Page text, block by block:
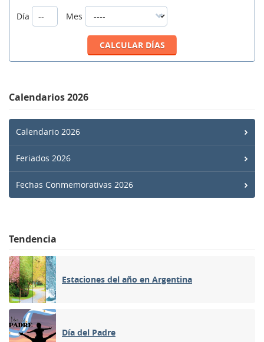
Día
Mes
Calendarios 2026
Calendario 2026
Feriados 2026
Fechas Conmemorativas 2026
Tendencia
Estaciones del año en Argentina
Día del Padre